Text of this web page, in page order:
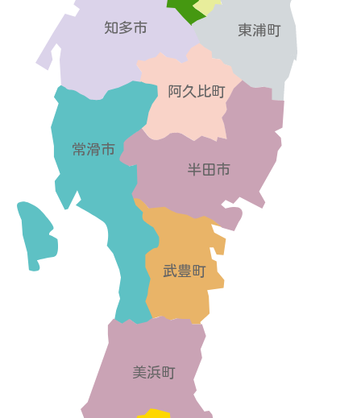
知多市 東浦町
阿久比町
半田市
武豊町
常滑市
美浜町